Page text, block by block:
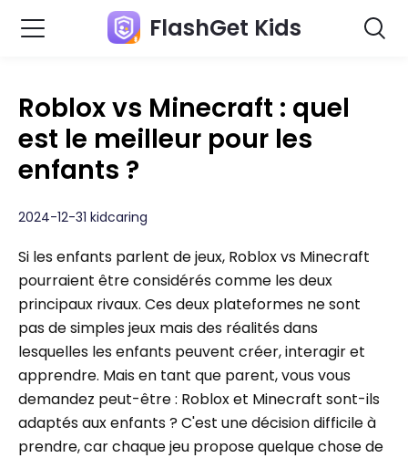
FlashGet Kids
Roblox vs Minecraft : quel
est le meilleur pour les
enfants ?
2024-12-31 kidcaring
Si les enfants parlent de jeux, Roblox vs Minecraft
pourraient être considérés comme les deux
principaux rivaux. Ces deux plateformes ne sont
pas de simples jeux mais des réalités dans
lesquelles les enfants peuvent créer, interagir et
apprendre. Mais en tant que parent, vous vous
demandez peut-être : Roblox et Minecraft sont-ils
adaptés aux enfants ? C'est une décision difficile à
prendre, car chaque jeu propose quelque chose de